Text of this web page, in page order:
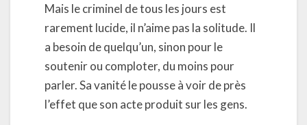
Mais le criminel de tous les jours est
rarement lucide, il n’aime pas la solitude. Il
a besoin de quelqu’un, sinon pour le
soutenir ou comploter, du moins pour
parler. Sa vanité le pousse à voir de près
l’effet que son acte produit sur les gens.